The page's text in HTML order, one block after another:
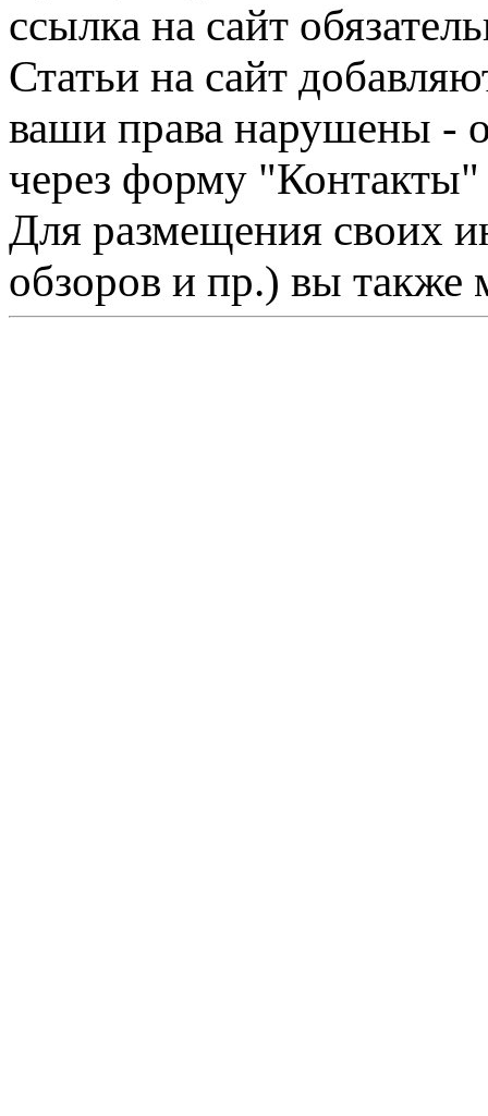
ссылка на сайт
Статьи на сайт
ваши права нарушены -
через форму "Контакты"
Для размещения своих
обзоров и пр.) вы также